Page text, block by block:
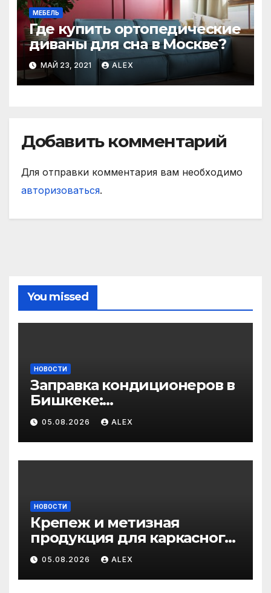
МЕБЕЛЬ
Где купить ортопедические
диваны для сна в Москве?
МАЙ 23, 2021 ALEX
Добавить комментарий
Для отправки комментария вам необходимо
авторизоваться.
You missed
НОВОСТИ
Заправка кондиционеров в
Бишкеке:
профессиональные услуги
для дома и авто
05.08.2026 ALEX
НОВОСТИ
Крепеж и метизная
продукция для каркасного
и загородного
строительства: от
саморезов до анкеров
05.08.2026 ALEX